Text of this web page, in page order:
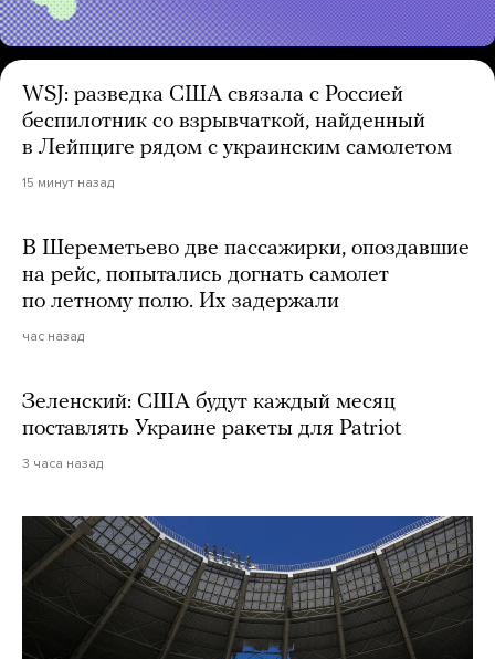
WSJ: разведка США связала с Россией
беспилотник со взрывчаткой, найденный
в Лейпциге рядом с украинским самолетом
15 минут назад
В Шереметьево две пассажирки, опоздавшие
на рейс, попытались догнать самолет
по летному полю. Их задержали
час назад
Зеленский: США будут каждый месяц
поставлять Украине ракеты для Patriot
3 часа назад